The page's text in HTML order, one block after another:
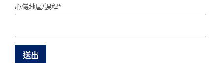
心儀地區/課程*